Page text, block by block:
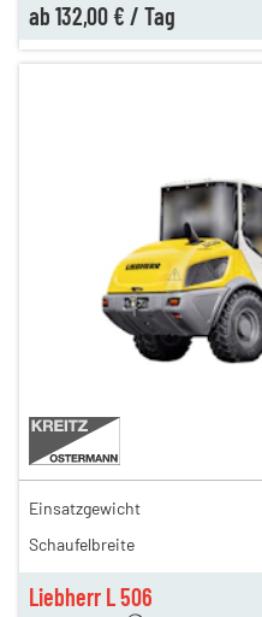
ab 132,00 € / Tag
Liebherr L 506
176,00 €
154,00 €
Einsatzgewicht
Schaufelbreite